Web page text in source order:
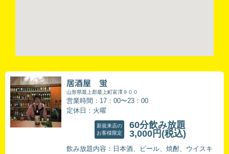
居酒屋 蛍
山形県最上郡最上町富澤９００
営業時間：17：00〜23：00
定休日：火曜
新規来店の
お客様限定
60分飲み放題
3,000円 (税込)
飲み放題内容：日本酒、ビール、焼酎、ウイスキ